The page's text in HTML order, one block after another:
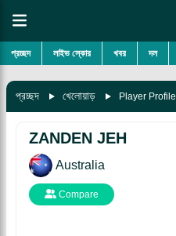
প্রচ্ছদ লাইভ স্কোর খবর দল
প্রচ্ছদ খেলোয়াড় Player Profile
ZANDEN JEH
Australia
Compare